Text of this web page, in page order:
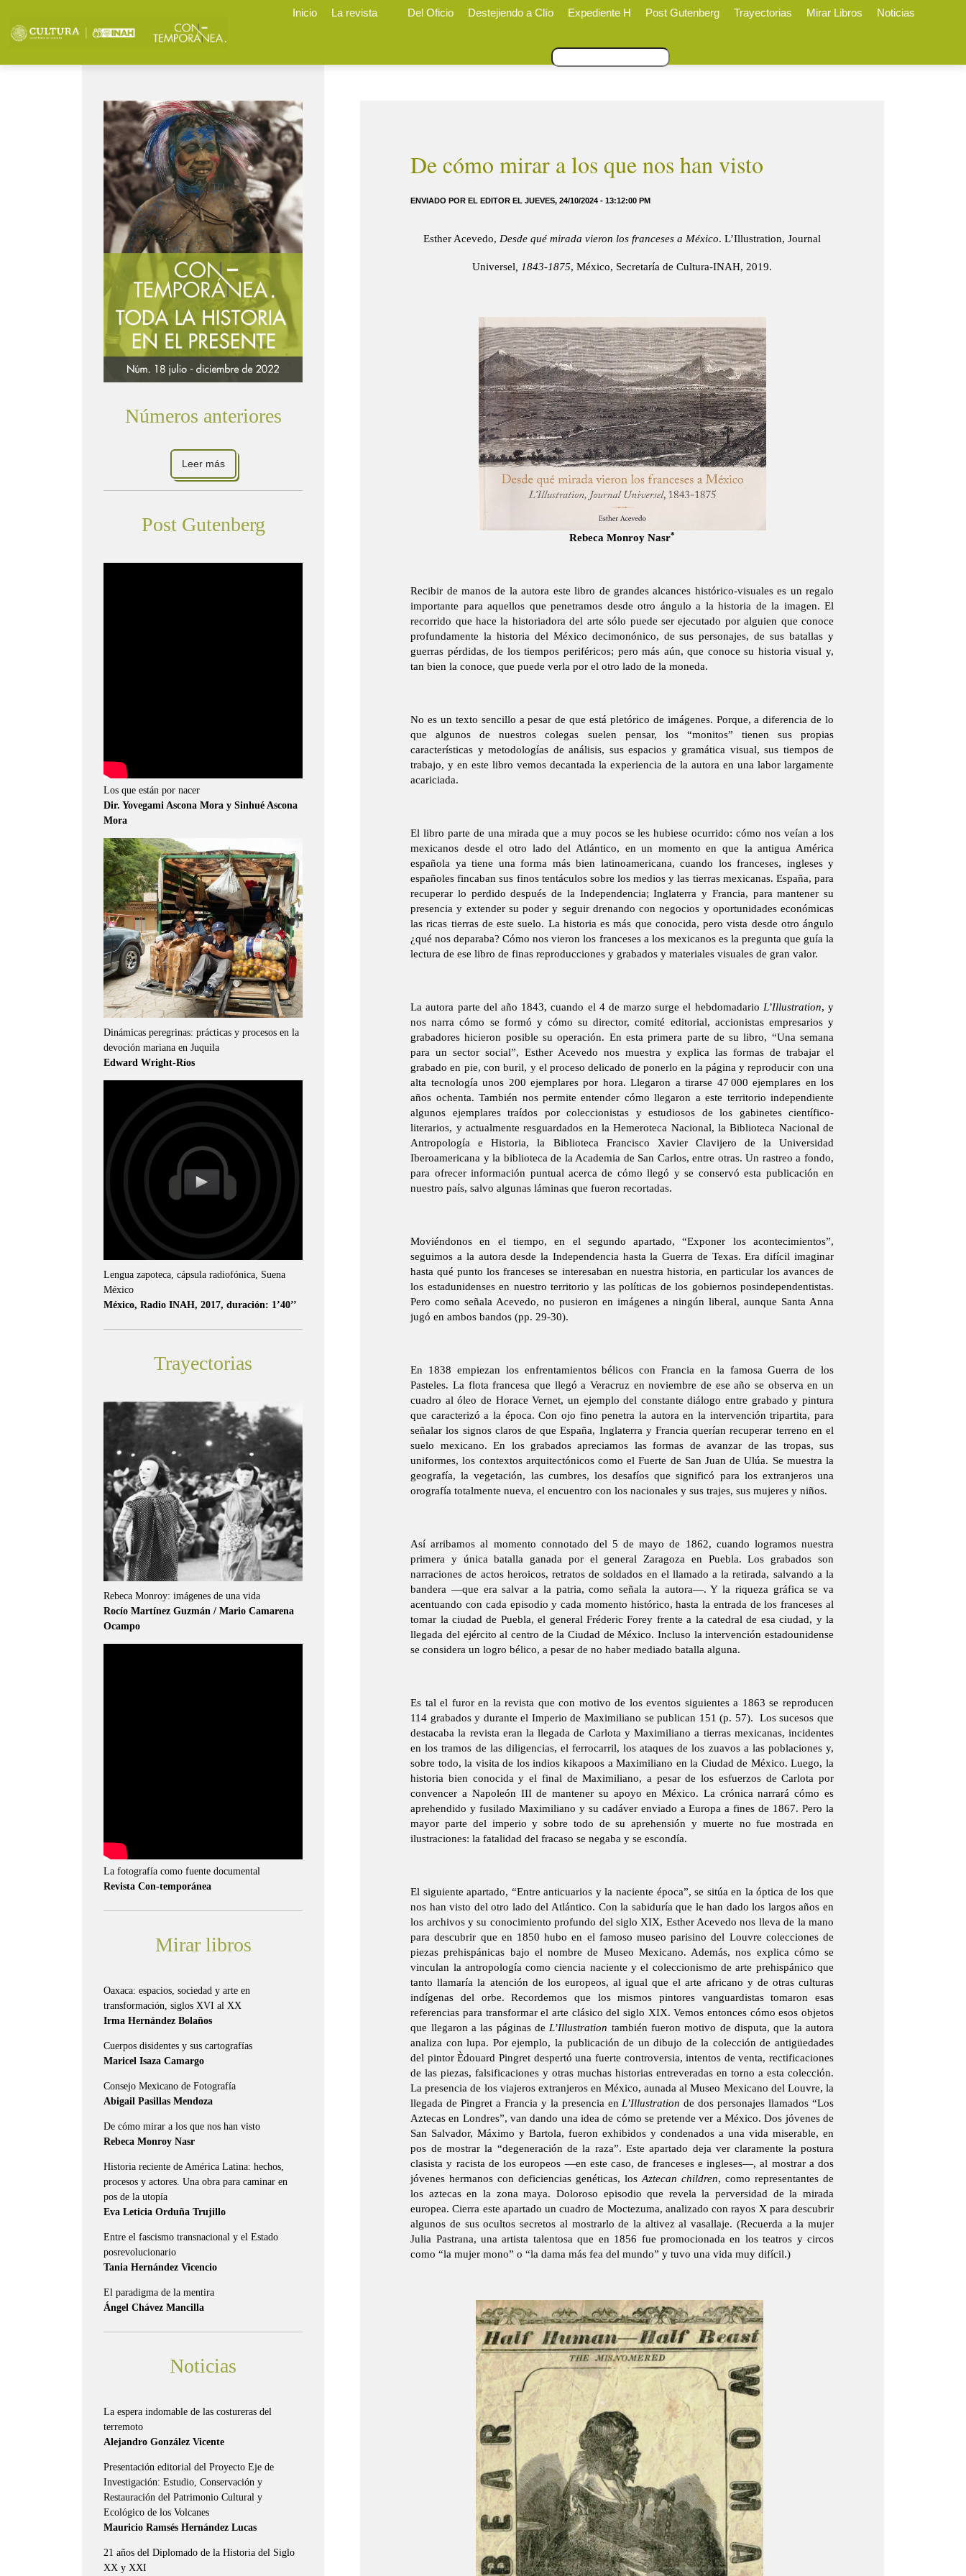
Inicio La revista Del Oficio Destejiendo a Clío Expediente H Post Gutenberg Trayectorias Mirar Libros Noticias
Números anteriores
Leer más
Post Gutenberg
Los que están por nacer
Dir. Yovegami Ascona Mora y Sinhué Ascona
Mora
Dinámicas peregrinas: prácticas y procesos en la
devoción mariana en Juquila
Edward Wright-Ríos
Lengua zapoteca, cápsula radiofónica, Suena
México
México, Radio INAH, 2017, duración: 1’40’’
Trayectorias
Rebeca Monroy: imágenes de una vida
Rocío Martínez Guzmán / Mario Camarena
Ocampo
La fotografía como fuente documental
Revista Con-temporánea
Mirar libros
Oaxaca: espacios, sociedad y arte en
transformación, siglos XVI al XX
Irma Hernández Bolaños
Cuerpos disidentes y sus cartografías
Maricel Isaza Camargo
Consejo Mexicano de Fotografía
Abigail Pasillas Mendoza
De cómo mirar a los que nos han visto
Rebeca Monroy Nasr
Historia reciente de América Latina: hechos,
procesos y actores. Una obra para caminar en
pos de la utopía
Eva Leticia Orduña Trujillo
Entre el fascismo transnacional y el Estado
posrevolucionario
Tania Hernández Vicencio
El paradigma de la mentira
Ángel Chávez Mancilla
Noticias
La espera indomable de las costureras del
terremoto
Alejandro González Vicente
Presentación editorial del Proyecto Eje de
Investigación: Estudio, Conservación y
Restauración del Patrimonio Cultural y
Ecológico de los Volcanes
Mauricio Ramsés Hernández Lucas
21 años del Diplomado de la Historia del Siglo
XX y XXI
De cómo mirar a los que nos han visto
ENVIADO POR EL EDITOR EL JUEVES, 24/10/2024 - 13:12:00 PM
Esther Acevedo, Desde qué mirada vieron los franceses a México. L’Illustration, Journal
Universel , 1843-1875, México, Secretaría de Cultura-INAH, 2019.
Rebeca Monroy Nasr*
Recibir de manos de la autora este libro de grandes alcances histórico-visuales es un regalo
importante para aquellos que penetramos desde otro ángulo a la historia de la imagen. El
recorrido que hace la historiadora del arte sólo puede ser ejecutado por alguien que conoce
profundamente la historia del México decimonónico, de sus personajes, de sus batallas y
guerras pérdidas, de los tiempos periféricos; pero más aún, que conoce su historia visual y,
tan bien la conoce, que puede verla por el otro lado de la moneda.
No es un texto sencillo a pesar de que está pletórico de imágenes. Porque, a diferencia de lo
que algunos de nuestros colegas suelen pensar, los “monitos” tienen sus propias
características y metodologías de análisis, sus espacios y gramática visual, sus tiempos de
trabajo, y en este libro vemos decantada la experiencia de la autora en una labor largamente
acariciada.
El libro parte de una mirada que a muy pocos se les hubiese ocurrido: cómo nos veían a los
mexicanos desde el otro lado del Atlántico, en un momento en que la antigua América
española ya tiene una forma más bien latinoamericana, cuando los franceses, ingleses y
españoles fincaban sus finos tentáculos sobre los medios y las tierras mexicanas. España, para
recuperar lo perdido después de la Independencia; Inglaterra y Francia, para mantener su
presencia y extender su poder y seguir drenando con negocios y oportunidades económicas
las ricas tierras de este suelo. La historia es más que conocida, pero vista desde otro ángulo
¿qué nos deparaba? Cómo nos vieron los franceses a los mexicanos es la pregunta que guía la
lectura de ese libro de finas reproducciones y grabados y materiales visuales de gran valor.
La autora parte del año 1843, cuando el 4 de marzo surge el hebdomadario L’Illustration, y
nos narra cómo se formó y cómo su director, comité editorial, accionistas empresarios y
grabadores hicieron posible su operación. En esta primera parte de su libro, “Una semana
para un sector social”, Esther Acevedo nos muestra y explica las formas de trabajar el
grabado en pie, con buril, y el proceso delicado de ponerlo en la página y reproducir con una
alta tecnología unos 200 ejemplares por hora. Llegaron a tirarse 47 000 ejemplares en los
años ochenta. También nos permite entender cómo llegaron a este territorio independiente
algunos ejemplares traídos por coleccionistas y estudiosos de los gabinetes científico-
literarios, y actualmente resguardados en la Hemeroteca Nacional, la Biblioteca Nacional de
Antropología e Historia, la Biblioteca Francisco Xavier Clavijero de la Universidad
Iberoamericana y la biblioteca de la Academia de San Carlos, entre otras. Un rastreo a fondo,
para ofrecer información puntual acerca de cómo llegó y se conservó esta publicación en
nuestro país, salvo algunas láminas que fueron recortadas.
Moviéndonos en el tiempo, en el segundo apartado, “Exponer los acontecimientos”,
seguimos a la autora desde la Independencia hasta la Guerra de Texas. Era difícil imaginar
hasta qué punto los franceses se interesaban en nuestra historia, en particular los avances de
los estadunidenses en nuestro territorio y las políticas de los gobiernos posindependentistas.
Pero como señala Acevedo, no pusieron en imágenes a ningún liberal, aunque Santa Anna
jugó en ambos bandos (pp. 29-30).
En 1838 empiezan los enfrentamientos bélicos con Francia en la famosa Guerra de los
Pasteles. La flota francesa que llegó a Veracruz en noviembre de ese año se observa en un
cuadro al óleo de Horace Vernet, un ejemplo del constante diálogo entre grabado y pintura
que caracterizó a la época. Con ojo fino penetra la autora en la intervención tripartita, para
señalar los signos claros de que España, Inglaterra y Francia querían recuperar terreno en el
suelo mexicano. En los grabados apreciamos las formas de avanzar de las tropas, sus
uniformes, los contextos arquitectónicos como el Fuerte de San Juan de Ulúa. Se muestra la
geografía, la vegetación, las cumbres, los desafíos que significó para los extranjeros una
orografía totalmente nueva, el encuentro con los nacionales y sus trajes, sus mujeres y niños.
Así arribamos al momento connotado del 5 de mayo de 1862, cuando logramos nuestra
primera y única batalla ganada por el general Zaragoza en Puebla. Los grabados son
narraciones de actos heroicos, retratos de soldados en el llamado a la retirada, salvando a la
bandera —que era salvar a la patria, como señala la autora—. Y la riqueza gráfica se va
acentuando con cada episodio y cada momento histórico, hasta la entrada de los franceses al
tomar la ciudad de Puebla, el general Fréderic Forey frente a la catedral de esa ciudad, y la
llegada del ejército al centro de la Ciudad de México. Incluso la intervención estadounidense
se considera un logro bélico, a pesar de no haber mediado batalla alguna.
Es tal el furor en la revista que con motivo de los eventos siguientes a 1863 se reproducen
114 grabados y durante el Imperio de Maximiliano se publican 151 (p. 57). Los sucesos que
destacaba la revista eran la llegada de Carlota y Maximiliano a tierras mexicanas, incidentes
en los tramos de las diligencias, el ferrocarril, los ataques de los zuavos a las poblaciones y,
sobre todo, la visita de los indios kikapoos a Maximiliano en la Ciudad de México. Luego, la
historia bien conocida y el final de Maximiliano, a pesar de los esfuerzos de Carlota por
convencer a Napoleón III de mantener su apoyo en México. La crónica narrará cómo es
aprehendido y fusilado Maximiliano y su cadáver enviado a Europa a fines de 1867. Pero la
mayor parte del imperio y sobre todo de su aprehensión y muerte no fue mostrada en
ilustraciones: la fatalidad del fracaso se negaba y se escondía.
El siguiente apartado, “Entre anticuarios y la naciente época”, se sitúa en la óptica de los que
nos han visto del otro lado del Atlántico. Con la sabiduría que le han dado los largos años en
los archivos y su conocimiento profundo del siglo XIX, Esther Acevedo nos lleva de la mano
para descubrir que en 1850 hubo en el famoso museo parisino del Louvre colecciones de
piezas prehispánicas bajo el nombre de Museo Mexicano. Además, nos explica cómo se
vinculan la antropología como ciencia naciente y el coleccionismo de arte prehispánico que
tanto llamaría la atención de los europeos, al igual que el arte africano y de otras culturas
indígenas del orbe. Recordemos que los mismos pintores vanguardistas tomaron esas
referencias para transformar el arte clásico del siglo XIX. Vemos entonces cómo esos objetos
que llegaron a las páginas de L’Illustration también fueron motivo de disputa, que la autora
analiza con lupa. Por ejemplo, la publicación de un dibujo de la colección de antigüedades
del pintor Èdouard Pingret despertó una fuerte controversia, intentos de venta, rectificaciones
de las piezas, falsificaciones y otras muchas historias entreveradas en torno a esta colección.
La presencia de los viajeros extranjeros en México, aunada al Museo Mexicano del Louvre, la
llegada de Pingret a Francia y la presencia en L’Illustrationde dos personajes llamados “Los
Aztecas en Londres”, van dando una idea de cómo se pretende ver a México. Dos jóvenes de
San Salvador, Máximo y Bartola, fueron exhibidos y condenados a una vida miserable, en
pos de mostrar la “degeneración de la raza”. Este apartado deja ver claramente la postura
clasista y racista de los europeos —en este caso, de franceses e ingleses—, al mostrar a dos
jóvenes hermanos con deficiencias genéticas, losAztecan children, como representantes de
los aztecas en la zona maya. Doloroso episodio que revela la perversidad de la mirada
europea. Cierra este apartado un cuadro de Moctezuma, analizado con rayos X para descubrir
algunos de sus ocultos secretos al mostrarlo de la altivez al vasallaje. (Recuerda a la mujer
Julia Pastrana, una artista talentosa que en 1856 fue promocionada en los teatros y circos
como “la mujer mono” o “la dama más fea del mundo” y tuvo una vida muy difícil.)